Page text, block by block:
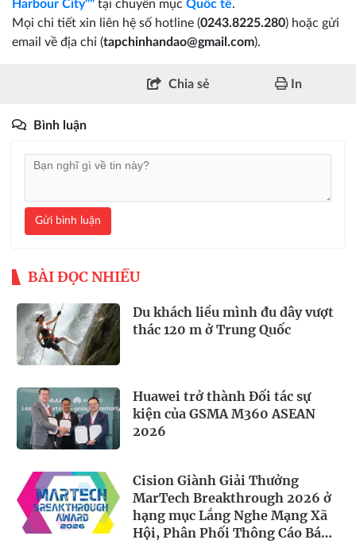
Harbour City"" tại chuyên mục Quốc tế.
Mọi chi tiết xin liên hệ số hotline (0243.8225.280) hoặc gửi
email về địa chỉ (tapchinhandao@gmail.com).
Chia sẻ In
Bình luận
Gửi bình luận
BÀI ĐỌC NHIỀU
Du khách liều mình đu dây vượt
thác 120 m ở Trung Quốc
Huawei trở thành Đối tác sự
kiện của GSMA M360 ASEAN
2026
Cision Giành Giải Thưởng
MarTech Breakthrough 2026 ở
hạng mục Lắng Nghe Mạng Xã
Hội, Phân Phối Thông Cáo Báo